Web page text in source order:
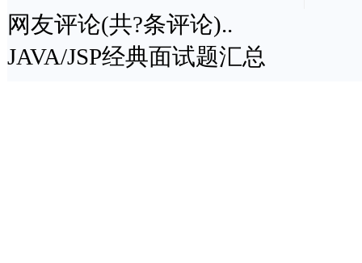
网友评论(共?条评论)..
JAVA/JSP经典面试题汇总